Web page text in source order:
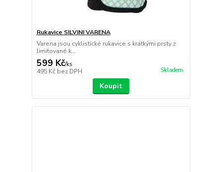
Rukavice SILVINI VARENA
Varena jsou cyklistické rukavice s krátkými prsty z
limitované k...
599 Kč/ks
495 Kč bez DPH Skladem
Koupit